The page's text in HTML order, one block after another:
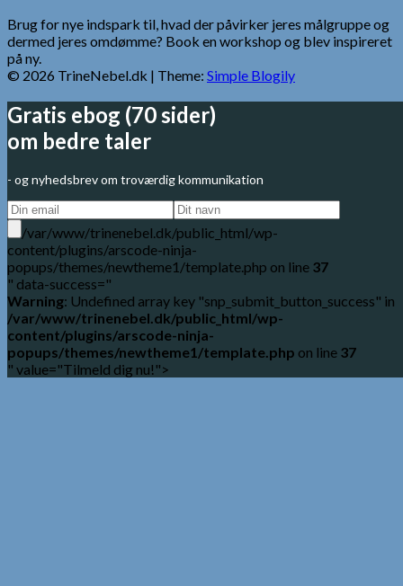
Brug for nye indspark til, hvad der påvirker jeres målgruppe og
dermed jeres omdømme? Book en workshop og blev inspireret
på ny.
© 2026 TrineNebel.dk | Theme: Simple Blogily
Gratis ebog (70 sider)
om bedre taler
- og nyhedsbrev om troværdig kommunikation
/var/www/trinenebel.dk/public_html/wp-
content/plugins/arscode-ninja-
popups/themes/newtheme1/template.php on line 37
" data-success="
Warning: Undefined array key "snp_submit_button_success" in
/var/www/trinenebel.dk/public_html/wp-
content/plugins/arscode-ninja-
popups/themes/newtheme1/template.php on line 37
" value="Tilmeld dig nu!">